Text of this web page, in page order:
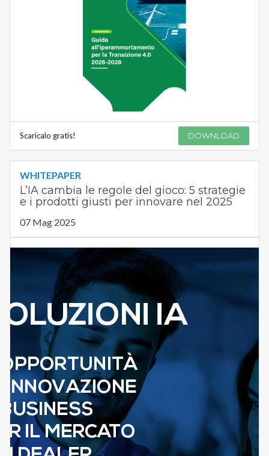
Scaricalo gratis! DOWNLOAD
WHITEPAPER
L’IA cambia le regole del gioco: 5 strategie
e i prodotti giusti per innovare nel 2025
07 Mag 2025